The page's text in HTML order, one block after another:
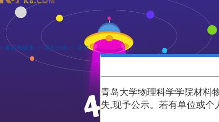
> 美高梅娱乐 >> 遗失公告 >> 正文
青岛大学物理科学学院材料
失,现予公示。若有单位或个